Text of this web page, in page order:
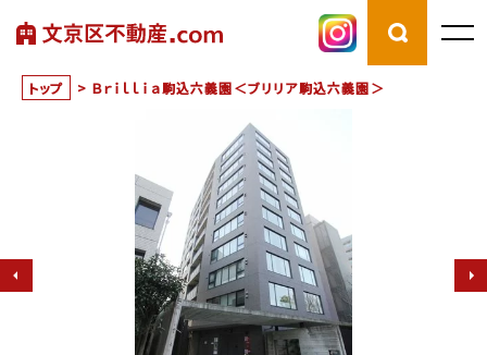
トップ > Ｂｒｉｌｌｉａ駒込六義園＜ブリリア駒込六義園＞